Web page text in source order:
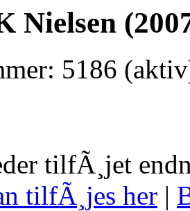
Nielsen
5186
tilfÃ¸jet
tilfÃ¸jes her |